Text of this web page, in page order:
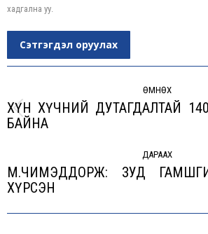
хадгална уу.
Сэтгэгдэл оруулах
ӨМНӨХ
Previous
ХҮН ХҮЧНИЙ ДУТАГДАЛТАЙ
БАЙНА
ДАРААХ
Next
М.ЧИМЭДДОРЖ: ЗУД
XҮРСЭН